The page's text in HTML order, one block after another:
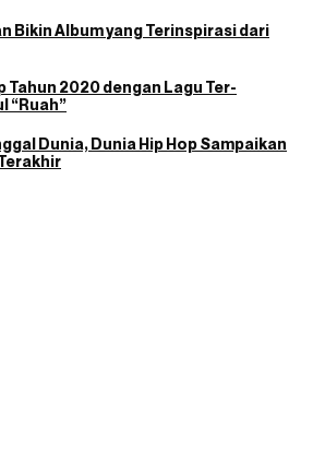
Bikin Album yang Terinspirasi dari
Tahun 2020 dengan Lagu Ter-
“Ruah”
Dunia, Dunia Hip Hop Sampaikan